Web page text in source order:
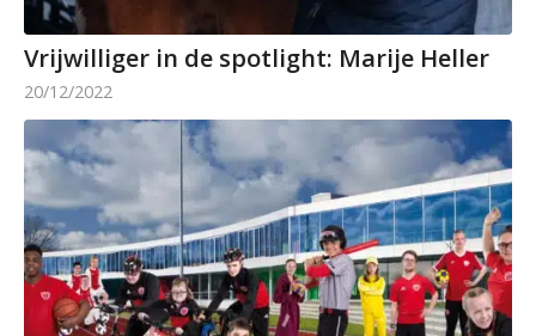
Vrijwilliger in de spotlight: Marije Heller
20/12/2022